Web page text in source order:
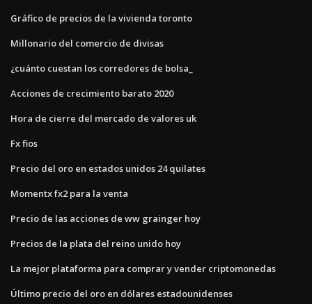
Gráfico de precios de la vivienda toronto
Millonario del comercio de divisas
¿cuánto cuestan los corredores de bolsa_
Acciones de crecimiento barato 2020
Hora de cierre del mercado de valores uk
Fx fios
Precio del oro en estados unidos 24 quilates
Momentx fx2 para la venta
Precio de las acciones de ww grainger hoy
Precios de la plata del reino unido hoy
La mejor plataforma para comprar y vender criptomonedas
Último precio del oro en dólares estadounidenses